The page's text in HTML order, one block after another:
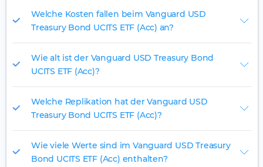
Welche Kosten fallen beim Vanguard USD
Treasury Bond UCITS ETF (Acc) an?
Wie alt ist der Vanguard USD Treasury Bond
UCITS ETF (Acc)?
Welche Replikation hat der Vanguard USD
Treasury Bond UCITS ETF (Acc)?
Wie viele Werte sind im Vanguard USD Treasury
Bond UCITS ETF (Acc) enthalten?